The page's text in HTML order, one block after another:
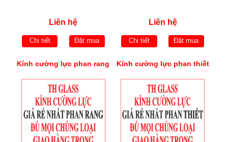
Liên hệ
Chi tiết Đặt mua
Liên hệ
Chi tiết Đặt mua
Kính cường lực phan rang Kính cường lực phan thiết